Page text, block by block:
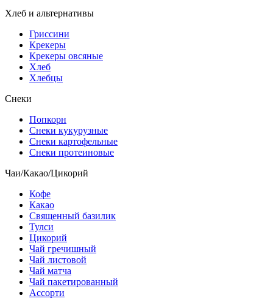
Хлеб и альтернативы
Гриссини
Крекеры
Крекеры овсяные
Хлеб
Хлебцы
Снеки
Попкорн
Снеки кукурузные
Снеки картофельные
Снеки протеиновые
Чаи/Какао/Цикорий
Кофе
Какао
Священный базилик
Тулси
Цикорий
Чай гречишный
Чай листовой
Чай матча
Чай пакетированный
Ассорти